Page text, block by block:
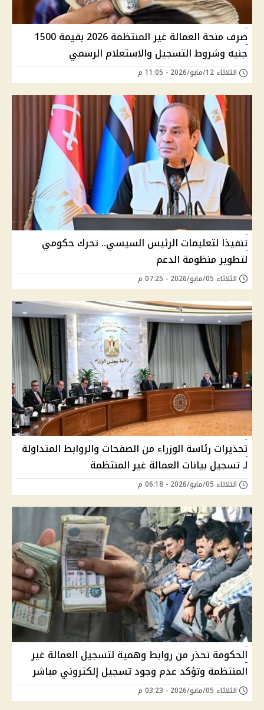
صرف منحة العمالة غير المنتظمة 2026 بقيمة 1500
جنيه وشروط التسجيل والاستعلام الرسمي
الثلاثاء 12/مايو/2026 - 11:05 م
تنفيذا لتعليمات الرئيس السيسي.. تحرك حكومي
لتطوير منظومة الدعم
الثلاثاء 05/مايو/2026 - 07:25 م
تحذيرات رئاسة الوزراء من الصفحات والروابط المتداولة
لـ تسجيل بيانات العمالة غير المنتظمة
الثلاثاء 05/مايو/2026 - 06:18 م
الحكومة تحذر من روابط وهمية لتسجيل العمالة غير
المنتظمة وتؤكد عدم وجود تسجيل إلكتروني مباشر
الثلاثاء 05/مايو/2026 - 03:23 م